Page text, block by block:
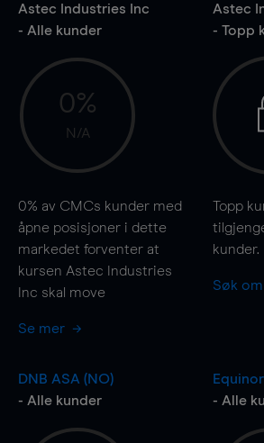
Astec Industries Inc
- Alle kunder
0%
N/A
0% av CMCs kunder med
åpne posisjoner i dette
markedet forventer at
kursen Astec Industries
Inc skal move
Se mer
Astec
- Topp
Topp
kunder.
Søk
DNB ASA (NO)
- Alle kunder
- Alle